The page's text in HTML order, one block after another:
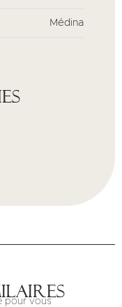
Médina
pour vous